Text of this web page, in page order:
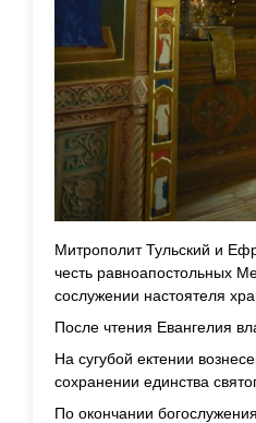
Митрополит Тульский и
честь равноапостольных
сослужении настоятеля
После чтения Евангелия
На сугубой ектении
сохранении единства
По окончании